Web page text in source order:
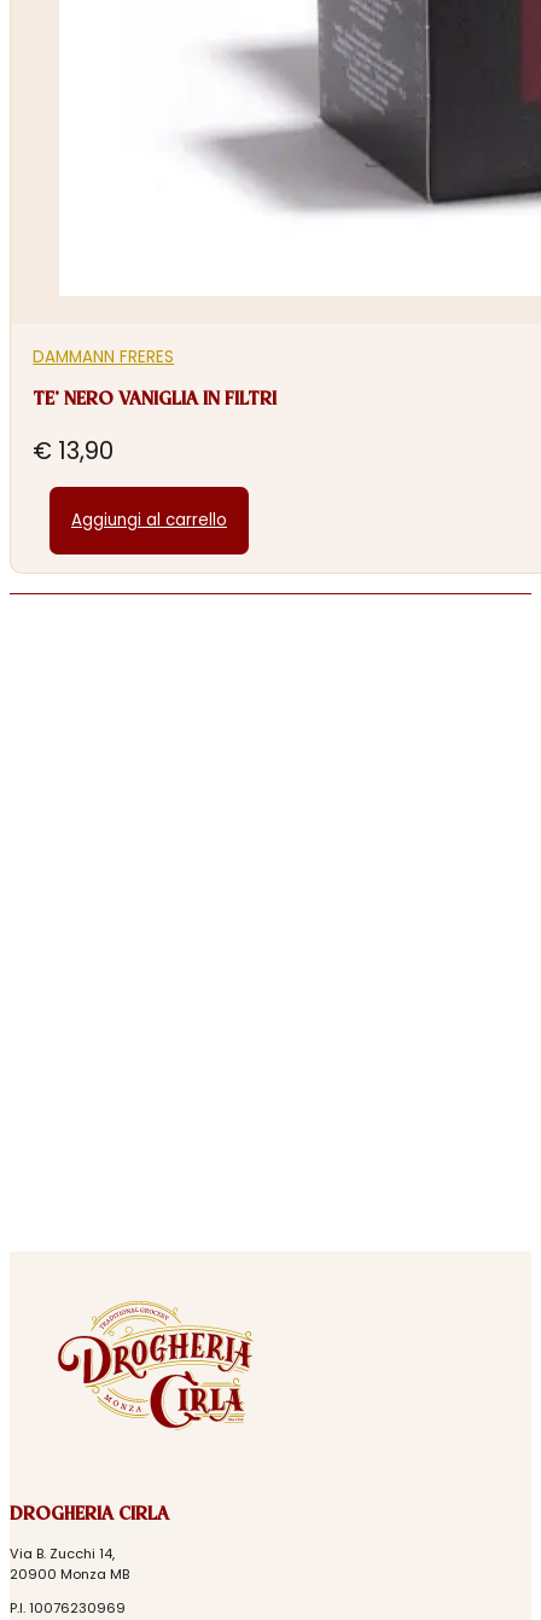
DAMMANN FRERES
TE’ NERO VANIGLIA IN FILTRI
€ 13,90
Aggiungi al carrello
DROGHERIA CIRLA
Via B. Zucchi 14,
20900 Monza MB
P.I. 10076230969